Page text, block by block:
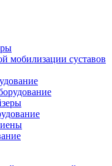
мобилизации суставов